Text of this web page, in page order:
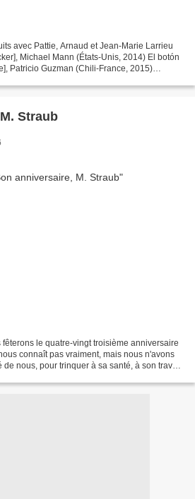
avec Pattie, Arnaud et Jean-Marie Larrieu
Michael Mann (États-Unis, 2014) El botón
Patricio Guzman (Chili-France, 2015)
Straub
le quatre-vingt troisième anniversaire
connaît pas vraiment, mais nous n'avons
nous, pour trinquer à sa santé, à son travail,